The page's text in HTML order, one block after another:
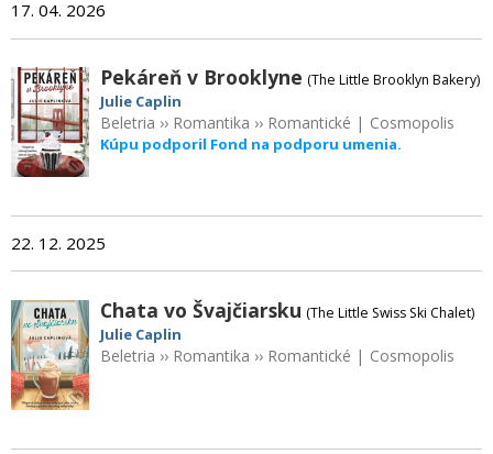
17. 04. 2026
Pekáreň v Brooklyne (The Little Brooklyn Bakery)
Julie Caplin
Beletria ›› Romantika ›› Romantické | Cosmopolis
Kúpu podporil Fond na podporu umenia.
22. 12. 2025
Chata vo Švajčiarsku (The Little Swiss Ski Chalet)
Julie Caplin
Beletria ›› Romantika ›› Romantické | Cosmopolis